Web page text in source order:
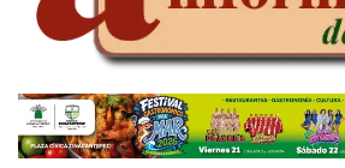
Agenda Informativa